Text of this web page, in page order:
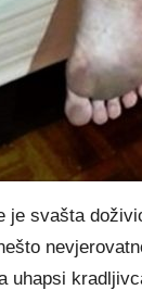
je svašta
uhapsi